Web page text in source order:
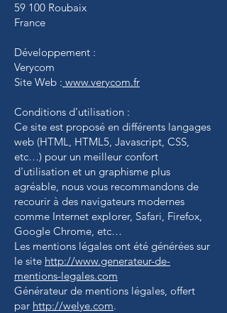
59 100 Roubaix
France
Développement :
Verycom
Site Web : www.verycom.fr
Conditions d’utilisation :
Ce site est proposé en différents langages
web (HTML, HTML5, Javascript, CSS,
etc…) pour un meilleur confort
d'utilisation et un graphisme plus
agréable, nous vous recommandons de
recourir à des navigateurs modernes
comme Internet explorer, Safari, Firefox,
Google Chrome, etc…
Les mentions légales ont été générées sur
le site http://www.generateur-de-
mentions-legales.com
Générateur de mentions légales, offert
par http://welye.com.